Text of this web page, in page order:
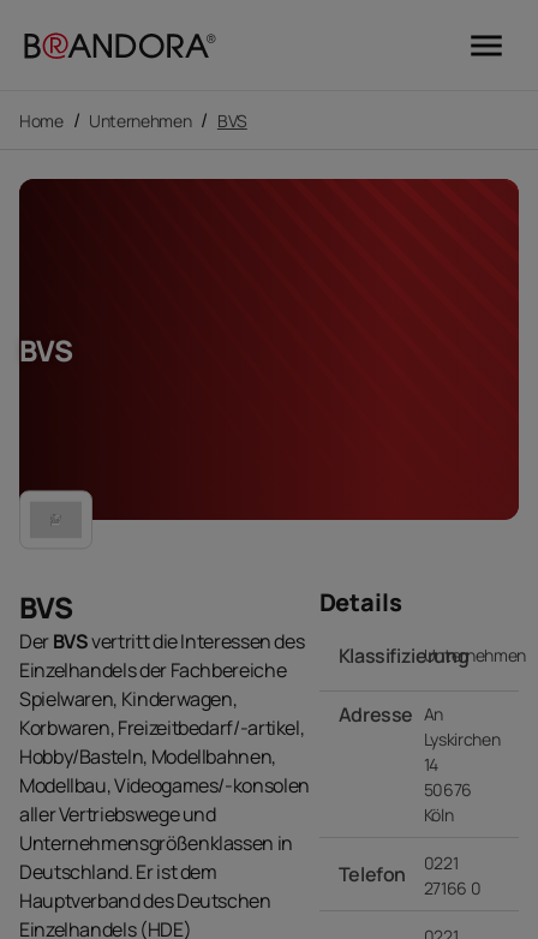
menu
Home / Unternehmen / BVS
BVS
BVS
DerBVSvertritt die Interessen des
Einzelhandels der Fachbereiche
Spielwaren, Kinderwagen,
Korbwaren, Freizeitbedarf/-artikel,
Hobby/Basteln, Modellbahnen,
Modellbau, Videogames/-konsolen
aller Vertriebswege und
Unternehmensgrößenklassen in
Deutschland. Er ist dem
Hauptverband des Deutschen
Einzelhandels (HDE)
Details
KlassifizierungUnternehmen
Adresse An
Lyskirchen
14
50676
Köln
Telefon
0221
27166 0